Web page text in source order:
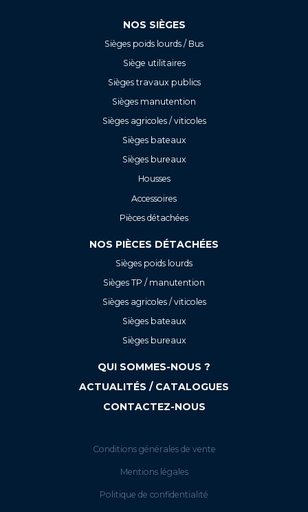
NOS SIÈGES
Sièges poids lourds / Bus
Siège utilitaires
Sièges travaux publics
Sièges manutention
Sièges agricoles / viticoles
Sièges bateaux
Sièges bureaux
Housses
Accessoires
Pièces détachées
NOS PIÈCES DÉTACHÉES
Sièges poids lourds
Sièges TP / manutention
Sièges agricoles / viticoles
Sièges bateaux
Sièges bureaux
QUI SOMMES-NOUS ?
ACTUALITÉS / CATALOGUES
CONTACTEZ-NOUS
Conditions générales de vente
Mentions légales
Politique de confidentialité